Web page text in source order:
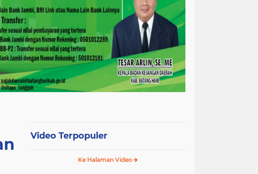
Video Terpopuler
Ke Halaman Video